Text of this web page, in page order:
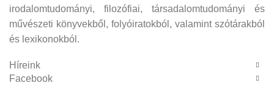
irodalomtudományi, filozófiai, társadalomtudományi és
művészeti könyvekből, folyóiratokból, valamint szótárakból
és lexikonokból.
Híreink
Facebook